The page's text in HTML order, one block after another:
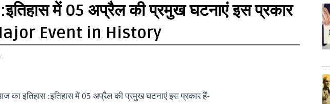
में 05 अप्रैल की प्रमुख घटनाएं इस प्रकार
Event in History
का इतिहास :इतिहास में 05 अप्रैल की प्रमुख घटनाएं इस प्रकार हैं-